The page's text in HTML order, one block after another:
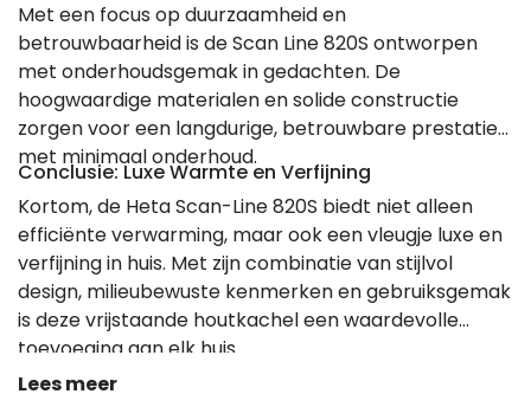
Met een focus op duurzaamheid en
betrouwbaarheid is de Scan Line 820S ontworpen
met onderhoudsgemak in gedachten. De
hoogwaardige materialen en solide constructie
zorgen voor een langdurige, betrouwbare prestatie
met minimaal onderhoud.
Conclusie: Luxe Warmte en Verfijning
Kortom, de Heta Scan-Line 820S biedt niet alleen
efficiënte verwarming, maar ook een vleugje luxe en
verfijning in huis. Met zijn combinatie van stijlvol
design, milieubewuste kenmerken en gebruiksgemak
is deze vrijstaande houtkachel een waardevolle
toevoeging aan elk huis.
Lees meer